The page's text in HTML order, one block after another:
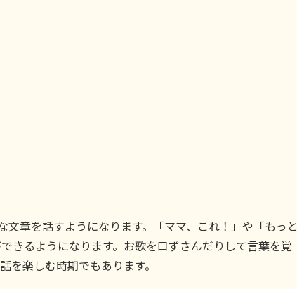
章を話すようになります。「ママ、これ！」や「もっと
きるようになります。お歌を口ずさんだりして言葉を覚
を楽しむ時期でもあります。